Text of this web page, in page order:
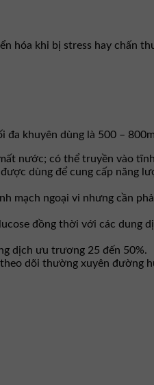
hóa khi bị stress hay chấn
khuyên dùng là 500 –
nước; có thể truyền vào
dùng để cung cấp
mạch ngoại vi nhưng cần
đồng thời với các dung
dịch ưu trương 25 đến 50%.
dõi thường xuyên đường